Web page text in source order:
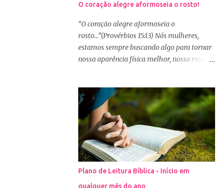
O coração alegre aformoseia o rosto!
“O coração alegre aformoseia o
rosto...”(Provérbios 15:13) Nós mulheres,
estamos sempre buscando algo para tornar
nossa aparência física melhor, nosso rosto
cosméticos e produtos de beleza. No Youtube
por exemplo, os canais com mais seguidores
são das blogueiras que dão dicas de beleza,
ensinam a se maquiar e testam produtos.
Não é errado gostar de se cuidar e buscar
conhecimento de como ficar mais bonita e
atraente. Eu também gosto de maquiagem e
dicas de beleza, no entanto, precisamos
Plano de Leitura Bíblica - Início em
qualquer mês do ano